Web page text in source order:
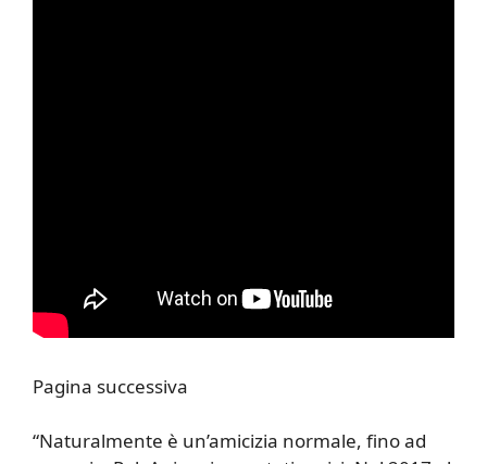
Pagina successiva
“Naturalmente è un’amicizia normale, fino ad